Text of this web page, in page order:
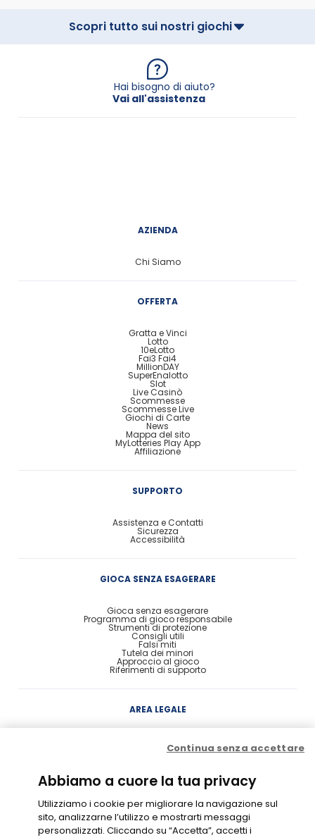
Scopri tutto sui nostri giochi
Hai bisogno di aiuto?
Vai all'assistenza
AZIENDA
Chi Siamo
OFFERTA
Gratta e Vinci
Lotto
10eLotto
Fai3 Fai4
MillionDAY
SuperEnalotto
Slot
Live Casinò
Scommesse
Scommesse Live
Giochi di Carte
News
Mappa del sito
MyLotteries Play App
Affiliazione
SUPPORTO
Assistenza e Contatti
Sicurezza
Accessibilità
GIOCA SENZA ESAGERARE
Gioca senza esagerare
Programma di gioco responsabile
Strumenti di protezione
Consigli utili
Falsi miti
Tutela dei minori
Approccio al gioco
Riferimenti di supporto
AREA LEGALE
Contratto di Conto Gioco
Privacy
Cookie Policy
Codice di Condotta
Gestione Cookie
Abbiamo a cuore la tua privacy
Utilizziamo i cookie per migliorare la navigazione sul
sito, analizzarne l’utilizzo e mostrarti messaggi
personalizzati. Cliccando su “Accetta”, accetti i
Continua senza accettare